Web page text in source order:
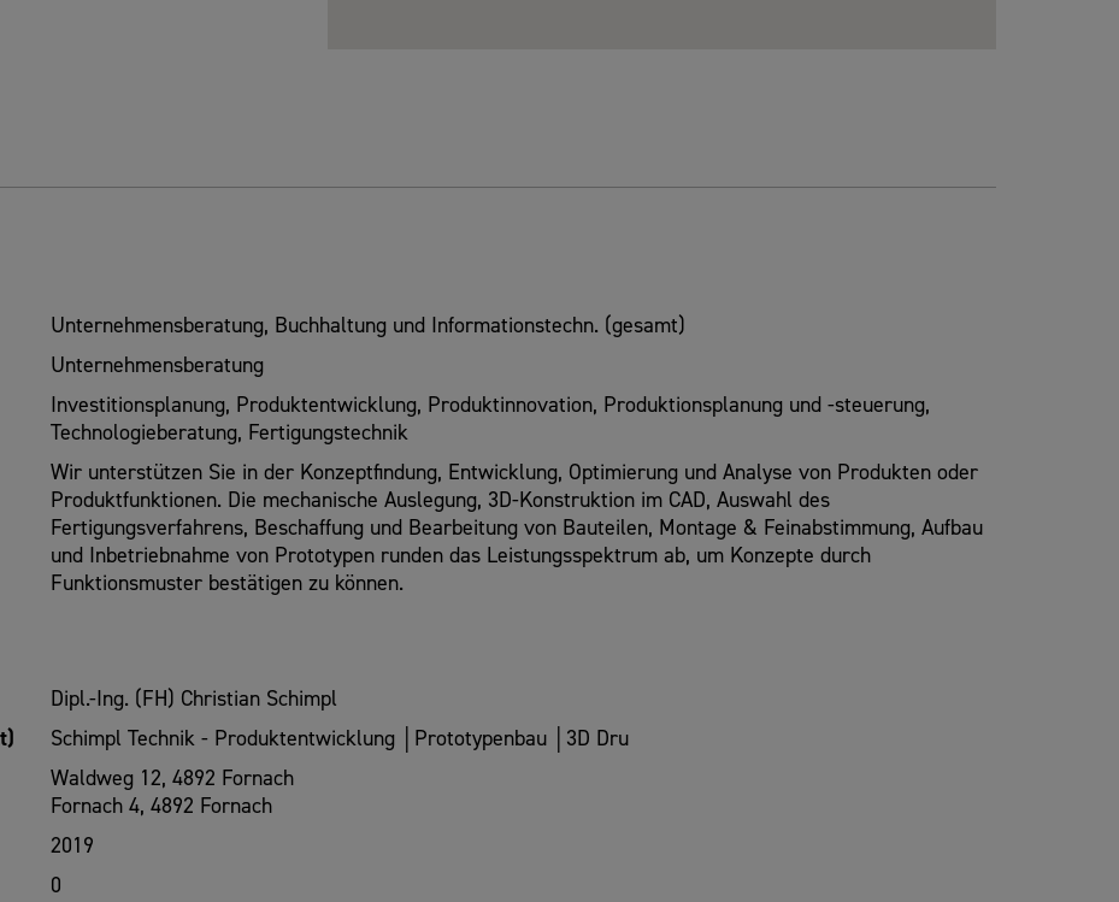
Unternehmensberatung, Buchhaltung und Informationstechn. (gesamt)
Unternehmensberatung
Investitionsplanung, Produktentwicklung, Produktinnovation, Produktionsplanung und -steuerung,
Technologieberatung, Fertigungstechnik
Wir unterstützen Sie in der Konzeptfindung, Entwicklung, Optimierung und Analyse von Produkten oder
Produktfunktionen. Die mechanische Auslegung, 3D-Konstruktion im CAD, Auswahl des
Fertigungsverfahrens, Beschaffung und Bearbeitung von Bauteilen, Montage & Feinabstimmung, Aufbau
und Inbetriebnahme von Prototypen runden das Leistungsspektrum ab, um Konzepte durch
Funktionsmuster bestätigen zu können.
Dipl.-Ing. (FH) Christian Schimpl
Schimpl Technik - Produktentwicklung │Prototypenbau │3D Dru
Waldweg 12, 4892 Fornach
Fornach 4, 4892 Fornach
2019
0